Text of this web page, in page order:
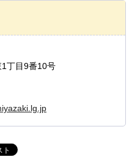
丁目9番10号